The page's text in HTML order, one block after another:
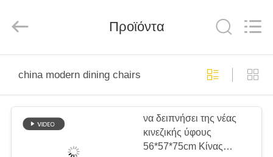
ΠΡΟΪΌΝΤΑ
Rights
Προϊόντα
china modern dining chairs
να δειπνήσει της νέας
κινεζικής ύφους
56*57*75cm Κίνας